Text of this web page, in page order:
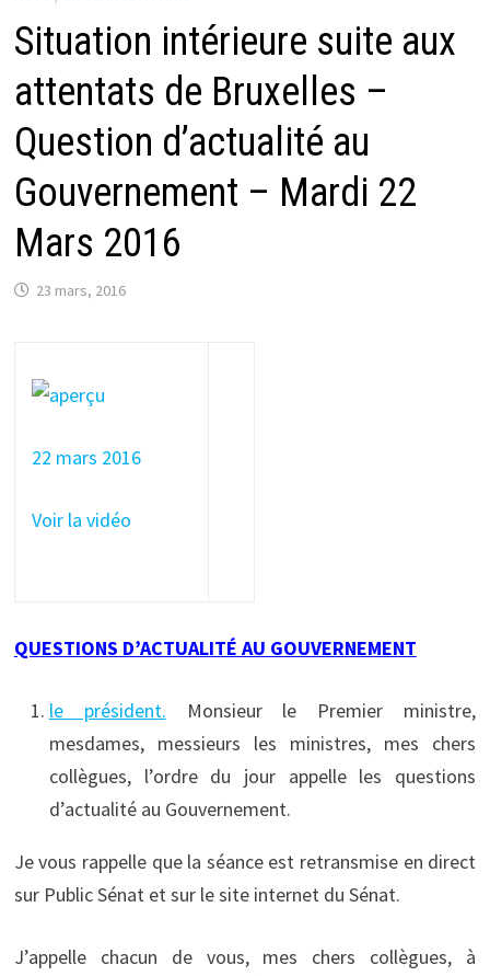
Situation intérieure suite aux
attentats de Bruxelles –
Question d’actualité au
Gouvernement – Mardi 22
Mars 2016
23 mars, 2016
22 mars 2016
Voir la vidéo
QUESTIONS D’ACTUALITÉ AU GOUVERNEMENT
le président. Monsieur le Premier ministre,
mesdames, messieurs les ministres, mes chers
collègues, l’ordre du jour appelle les questions
d’actualité au Gouvernement.
Je vous rappelle que la séance est retransmise en direct
sur Public Sénat et sur le site internet du Sénat.
J’appelle chacun de vous, mes chers collègues, à